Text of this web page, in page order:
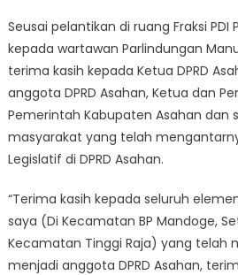
Seusai pelantikan di ruang Fraksi PDI
kepada wartawan Parlindungan
terima kasih kepada Ketua DPRD
anggota DPRD Asahan, Ketua dan
Pemerintah Kabupaten Asahan dan
masyarakat yang telah
Legislatif di DPRD Asahan.
“Terima kasih kepada seluruh
saya (Di Kecamatan BP Mandoge,
Kecamatan Tinggi Raja) yang telah
menjadi anggota DPRD Asahan,